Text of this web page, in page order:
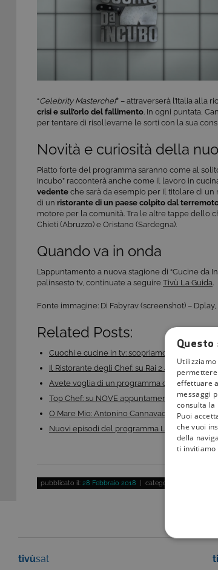
“Celebrity Masterchef” – attraverserà l’Italia alla
crisi e sull’orlo del fallimento. In ogni puntata,
per tentare di risollevarne le sorti con la sua
Novità e curiosità della
Piatto forte del programma saranno come al
Incubo” racconterà anche come il lavoro in
vedente che sarà da esempio per il titolare di un
di un ristorante di un paese colpito dal
motore per la comunità. Tra le altre tappe dello
Chieti (Abruzzo) e Oristano (Sardegna).
Quando va in onda
L’appuntamento a nuova stagione di “Cucine da
palinsesto tv, continuate a seguire Tivù La Guida.
Fonte immagine: Di Fabyrav (screenshot) –
Related Posts:
Cuochi e cucine in tv: scopriamo quali sono i 7
Il Ristorante degli Chef: su Rai 2 arriva il nuovo…
Avete voglia di un programma di cucina: c’è
Top Chef: su NOVE appuntamento con la
O Mare Mio: Antonino Cannavacciuolo torna
Nuovi episodi del programma Little Big Italy:
pubblicato il: 28 Febbraio 2018 | categoria:
tivùsat
effettuare
messaggi
consulta la
Puoi
che vuoi
della
ti invitiamo